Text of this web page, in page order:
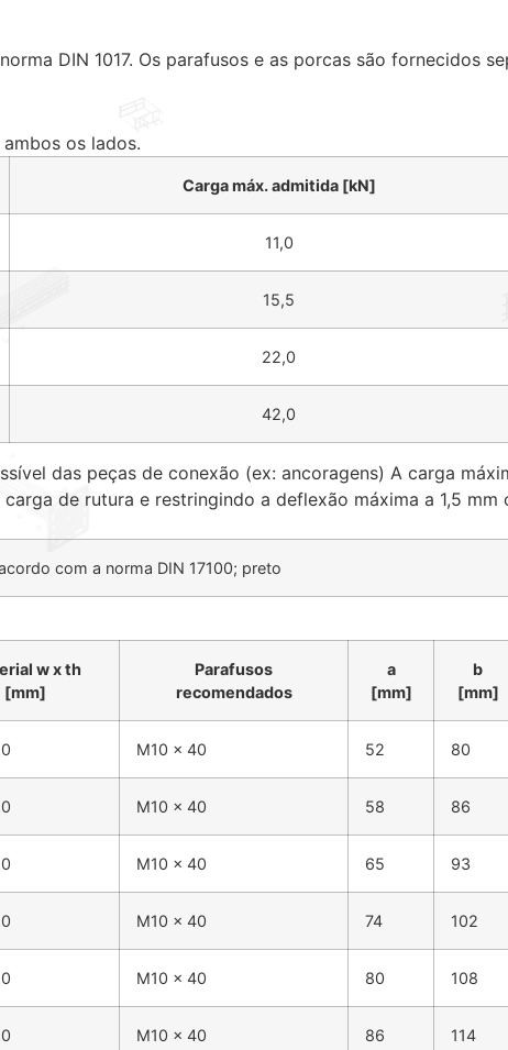
DIN 1017. Os parafusos e as porcas são fornecidos
os lados.
Carga máx. admitida [kN]
11,0
15,5
22,0
42,0
das peças de conexão (ex: ancoragens) A carga
de rutura e restringindo a deflexão máxima a 1,5
com a norma DIN 17100; preto
w x th
[mm]
Parafusos
recomendados
a
[mm]
b
[mm]
M10 x 40 52 80
M10 x 40 58 86
M10 x 40 65 93
M10 x 40 74 102
M10 x 40 80 108
M10 x 40 86 114